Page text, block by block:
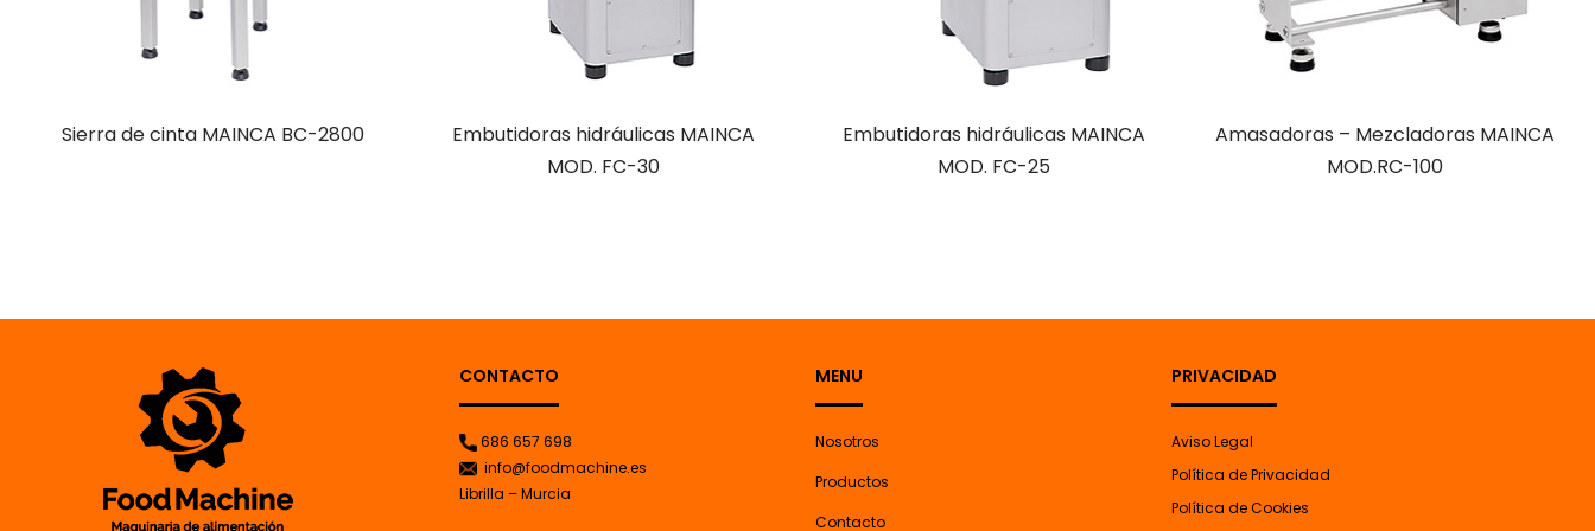
Sierra de cinta MAINCA BC-2800
Embutidoras hidráulicas MAINCA
MOD. FC-30
Embutidoras hidráulicas MAINCA
MOD. FC-25
Amasadoras – Mezcladoras MAINCA
MOD.RC-100
CONTACTO
686 657 698
info@foodmachine.es
Librilla – Murcia
MENU
Nosotros
Productos
Contacto
PRIVACIDAD
Aviso Legal
Política de Privacidad
Política de Cookies